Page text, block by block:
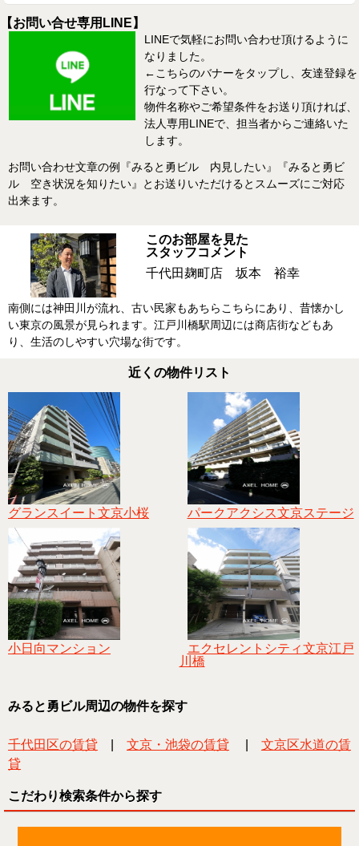
【お問い合せ専用LINE】
LINEで気軽にお問い合わせ頂けるように
なりました。
←こちらのバナーをタップし、友達登録を
行なって下さい。
物件名称やご希望条件をお送り頂ければ、
法人専用LINEで、担当者からご連絡いた
します。
お問い合わせ文章の例『みると勇ビル 内見したい』『みると勇ビ
ル 空き状況を知りたい』とお送りいただけるとスムーズにご対応
出来ます。
このお部屋を見た
スタッフコメント
千代田麹町店 坂本 裕幸
南側には神田川が流れ、古い民家もあちらこちらにあり、昔懐かし
い東京の風景が見られます。江戸川橋駅周辺には商店街などもあ
り、生活のしやすい穴場な街です。
近くの物件リスト
グランスイート文京小桜 パークアクシス文京ステージ
小日向マンション
エクセレントシティ文京江戸
川橋
みると勇ビル周辺の物件を探す
千代田区の賃貸 文京・池袋の賃貸
文京区水道の賃
貸
こだわり検索条件から探す